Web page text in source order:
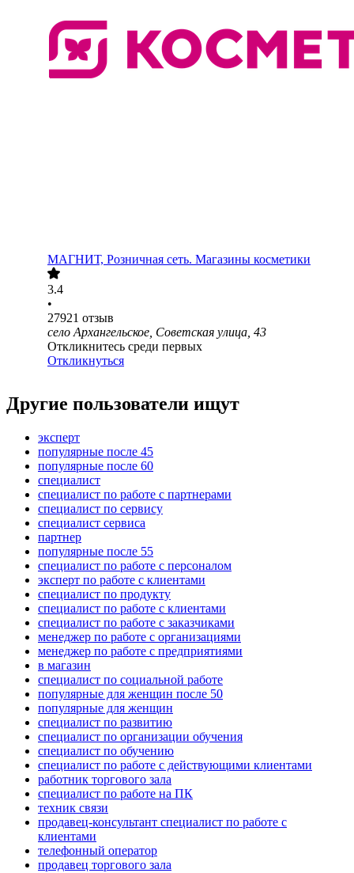
МАГНИТ, Розничная сеть. Магазины косметики
3.4
•
27921 отзыв
село Архангельское, Советская улица, 43
Откликнитесь среди первых
Откликнуться
Другие пользователи ищут
эксперт
популярные после 45
популярные после 60
специалист
специалист по работе с партнерами
специалист по сервису
специалист сервиса
партнер
популярные после 55
специалист по работе с персоналом
эксперт по работе с клиентами
специалист по продукту
специалист по работе с клиентами
специалист по работе с заказчиками
менеджер по работе с организациями
менеджер по работе с предприятиями
в магазин
специалист по социальной работе
популярные для женщин после 50
популярные для женщин
специалист по развитию
специалист по организации обучения
специалист по обучению
специалист по работе с действующими клиентами
работник торгового зала
специалист по работе на ПК
техник связи
продавец-консультант специалист по работе с
клиентами
телефонный оператор
продавец торгового зала